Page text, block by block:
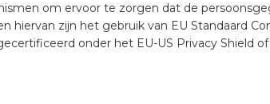
om ervoor te zorgen dat de
hiervan zijn het gebruik van EU Standaard
onder het EU-US Privacy Shield